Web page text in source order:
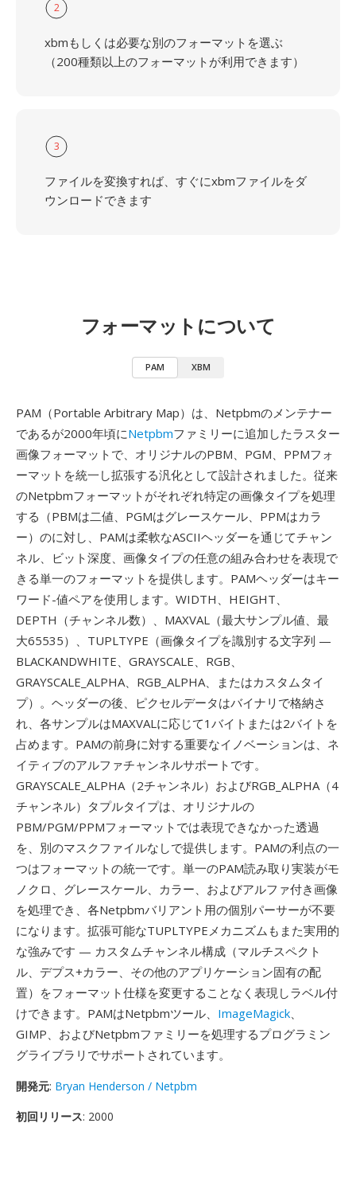
2
xbmもしくは必要な別のフォーマットを選ぶ
（200種類以上のフォーマットが利用できます）
3
ファイルを変換すれば、すぐにxbmファイルをダ
ウンロードできます
フォーマットについて
PAM XBM
PAM（Portable Arbitrary Map）は、Netpbmのメンテナー
であるが2000年頃にNetpbmファミリーに追加したラスター
画像フォーマットで、オリジナルのPBM、PGM、PPMフォ
ーマットを統一し拡張する汎化として設計されました。従来
のNetpbmフォーマットがそれぞれ特定の画像タイプを処理
する（PBMは二値、PGMはグレースケール、PPMはカラ
ー）のに対し、PAMは柔軟なASCIIヘッダーを通じてチャン
ネル、ビット深度、画像タイプの任意の組み合わせを表現で
きる単一のフォーマットを提供します。PAMヘッダーはキー
ワード-値ペアを使用します。WIDTH、HEIGHT、
DEPTH（チャンネル数）、MAXVAL（最大サンプル値、最
大65535）、TUPLTYPE（画像タイプを識別する文字列 —
BLACKANDWHITE、GRAYSCALE、RGB、
GRAYSCALE_ALPHA、RGB_ALPHA、またはカスタムタイ
プ）。ヘッダーの後、ピクセルデータはバイナリで格納さ
れ、各サンプルはMAXVALに応じて1バイトまたは2バイトを
占めます。PAMの前身に対する重要なイノベーションは、ネ
イティブのアルファチャンネルサポートです。
GRAYSCALE_ALPHA（2チャンネル）およびRGB_ALPHA（4
チャンネル）タプルタイプは、オリジナルの
PBM/PGM/PPMフォーマットでは表現できなかった透過
を、別のマスクファイルなしで提供します。PAMの利点の一
つはフォーマットの統一です。単一のPAM読み取り実装がモ
ノクロ、グレースケール、カラー、およびアルファ付き画像
を処理でき、各Netpbmバリアント用の個別パーサーが不要
になります。拡張可能なTUPLTYPEメカニズムもまた実用的
な強みです — カスタムチャンネル構成（マルチスペクト
ル、デプス+カラー、その他のアプリケーション固有の配
置）をフォーマット仕様を変更することなく表現しラベル付
けできます。PAMはNetpbmツール、 ImageMagick、
GIMP、およびNetpbmファミリーを処理するプログラミン
グライブラリでサポートされています。
開発元: Bryan Henderson / Netpbm
初回リリース: 2000